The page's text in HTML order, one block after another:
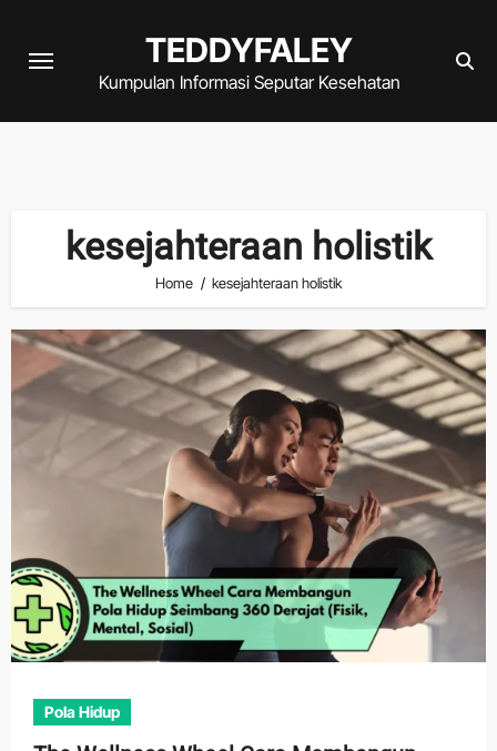
TEDDYFALEY
Kumpulan Informasi Seputar Kesehatan
kesejahteraan holistik
Home kesejahteraan holistik
Pola Hidup